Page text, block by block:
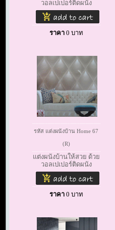
วอลเปเปอร์ติดผนัง
ราคา 0 บาท
รหัส แต่งผนังบ้าน Home 67
(R)
แต่งผนังบ้านให้สวย ด้วย
วอลเปเปอร์ติดผนัง
ราคา 0 บาท